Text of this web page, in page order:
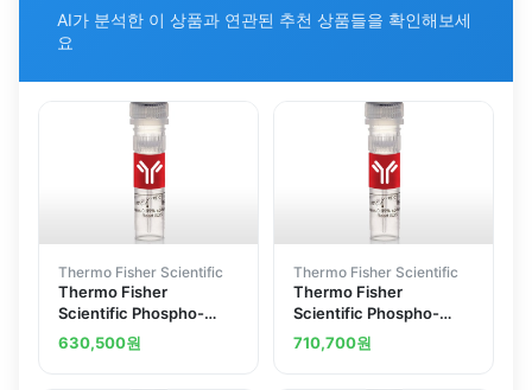
AI가 분석한 이 상품과 연관된 추천 상품들을 확인해보세
요
Thermo Fisher Scientific
Thermo Fisher
Scientific Phospho-
Histone H4 Ser1
Polyclonal Antibody
630,500원
Thermo Fisher Scientific
Thermo Fisher
Scientific Phospho-
Histone H4 Ser1
Polyclonal Antibody
710,700원